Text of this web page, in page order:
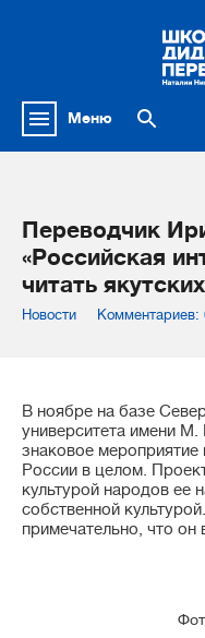
Меню
Переводчик
«Российская
читать
Новости Комментариев:
В ноябре на базе
университета имени
знаковое мероприятие
России в целом.
культурой народов ее
собственной
примечательно, что он